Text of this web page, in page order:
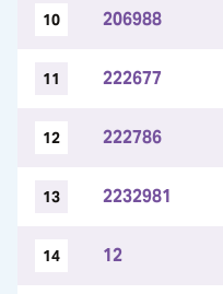
10 206988
11 222677
12 222786
13 2232981
14 12